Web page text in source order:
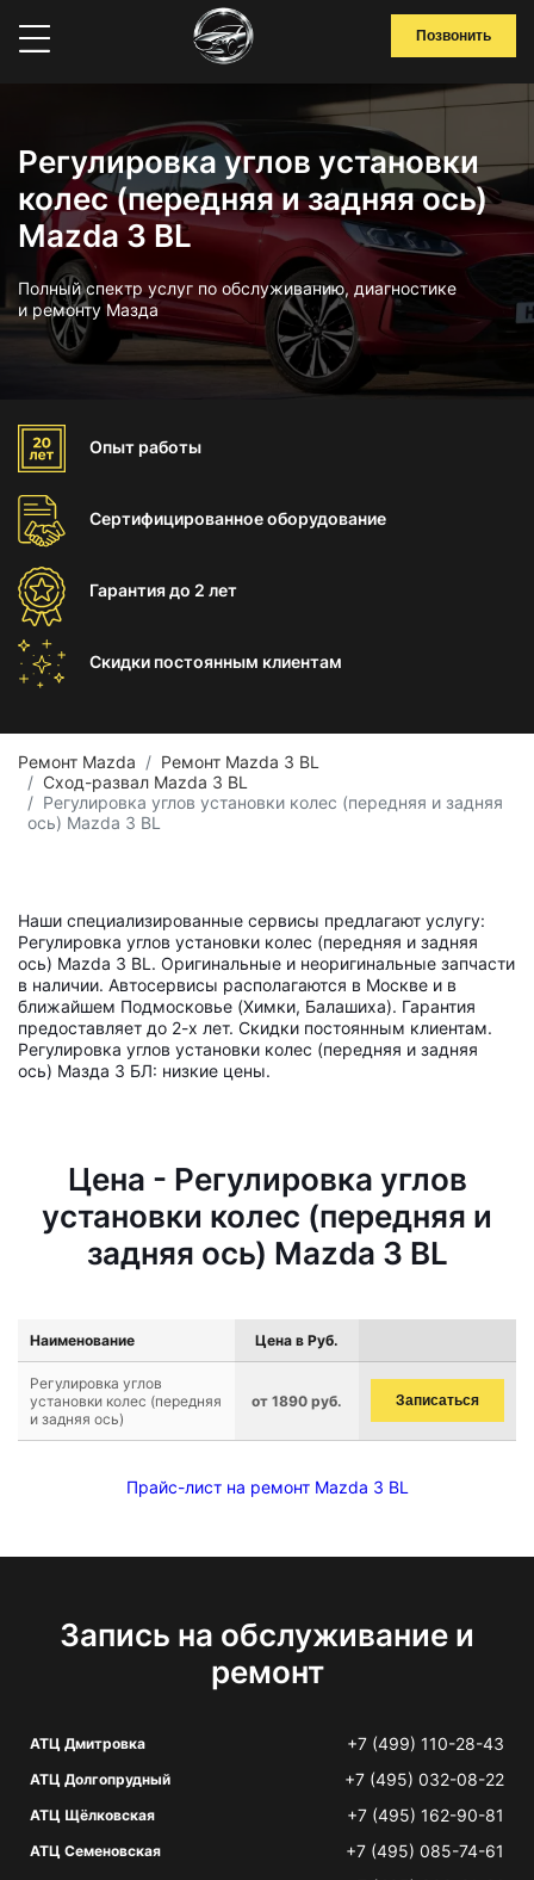
Позвонить
Регулировка углов установки
колес (передняя и задняя ось)
Mazda 3 BL
Полный спектр услуг по обслуживанию, диагностике
и ремонту Мазда
Опыт работы
Сертифицированноеоборудование
Гарантиядо 2 лет
Скидки постоянным клиентам
Ремонт Mazda
Ремонт Mazda 3 BL
Сход-развал Mazda 3 BL
Регулировка углов установки колес (передняя и задняя
ось) Mazda 3 BL
Наши специализированные сервисы предлагают услугу:
Регулировка углов установки колес (передняя и задняя
ось) Mazda 3 BL. Оригинальные и неоригинальные запчасти
в наличии. Автосервисы располагаются в Москве и в
ближайшем Подмосковье (Химки, Балашиха). Гарантия
предоставляет до 2-х лет. Скидки постоянным клиентам.
Регулировка углов установки колес (передняя и задняя
ось) Мазда 3 БЛ: низкие цены.
Цена - Регулировка углов
установки колес (передняя и
задняя ось) Mazda 3 BL
Наименование Цена в Руб.
Регулировка углов
установки колес (передняя
и задняя ось)
от 1890 руб. Записаться
Прайс-лист на ремонт Mazda 3 BL
Запись на обслуживание и
ремонт
АТЦ Дмитровка +7 (499) 110-28-43
АТЦ Долгопрудный +7 (495) 032-08-22
АТЦ Щёлковская +7 (495) 162-90-81
АТЦ Семеновская +7 (495) 085-74-61